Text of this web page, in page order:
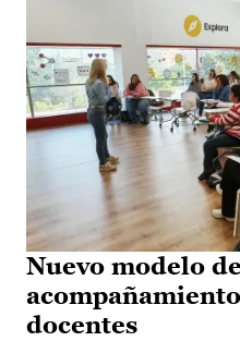
Nuevo modelo
docentes